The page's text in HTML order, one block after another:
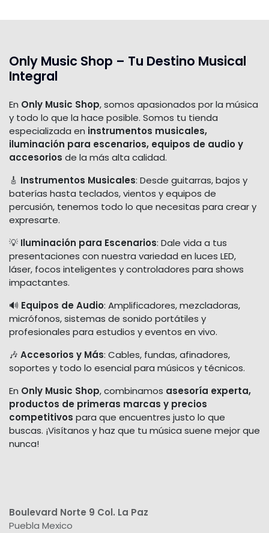
Only Music Shop – Tu Destino Musical
Integral
En Only Music Shop, somos apasionados por la música
y todo lo que la hace posible. Somos tu tienda
especializada en instrumentos musicales,
iluminación para escenarios, equipos de audio y
accesorios de la más alta calidad.
🎸 Instrumentos Musicales: Desde guitarras, bajos y
baterías hasta teclados, vientos y equipos de
percusión, tenemos todo lo que necesitas para crear y
expresarte.
💡 Iluminación para Escenarios: Dale vida a tus
presentaciones con nuestra variedad en luces LED,
láser, focos inteligentes y controladores para shows
impactantes.
🔊 Equipos de Audio: Amplificadores, mezcladoras,
micrófonos, sistemas de sonido portátiles y
profesionales para estudios y eventos en vivo.
🎶 Accesorios y Más: Cables, fundas, afinadores,
soportes y todo lo esencial para músicos y técnicos.
En Only Music Shop, combinamos asesoría experta,
productos de primeras marcas y precios
competitivos para que encuentres justo lo que
buscas. ¡Visítanos y haz que tu música suene mejor que
nunca!
Boulevard Norte 9 Col. La Paz
Puebla Mexico